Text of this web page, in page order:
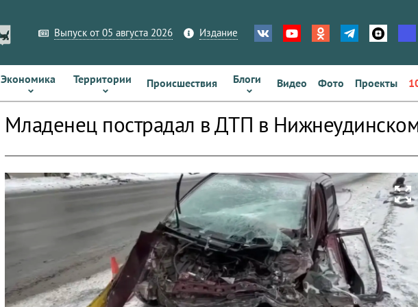
Выпуск от 05 августа 2026 Издание
Экономика Территории Происшествия Блоги Видео Фото Проекты
Младенец пострадал в ДТП в
zoom_out_map